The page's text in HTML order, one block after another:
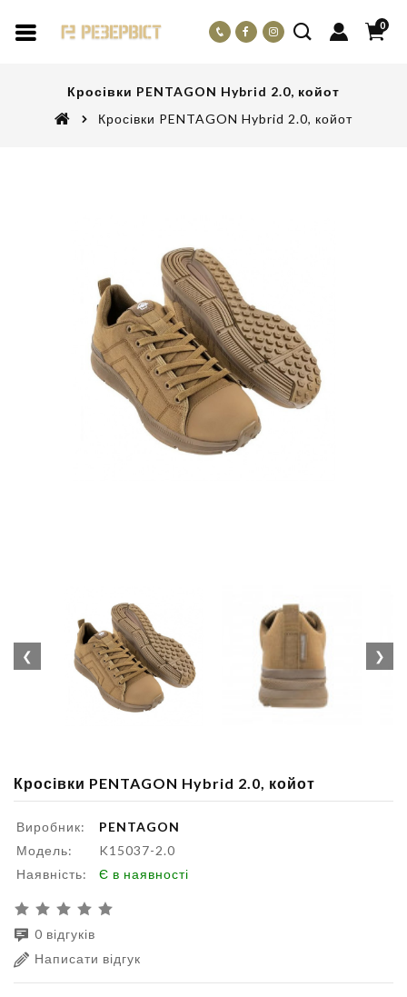
0
Кросівки PENTAGON Hybrid 2.0, койот
Кросівки PENTAGON Hybrid 2.0, койот
❮ ❯
Кросівки PENTAGON Hybrid 2.0, койот
Виробник:
PENTAGON
Модель:
K15037-2.0
Наявність:
Є в наявності
0 відгуків
Написати відгук